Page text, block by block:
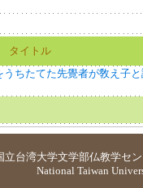
タイトル
ちたてた先覺者が敎え子
立台湾大学文学部仏教学セ
National Taiwan